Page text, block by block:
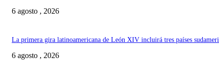
6 agosto , 2026
La primera gira latinoamericana de León XIV incluirá tres países
6 agosto , 2026